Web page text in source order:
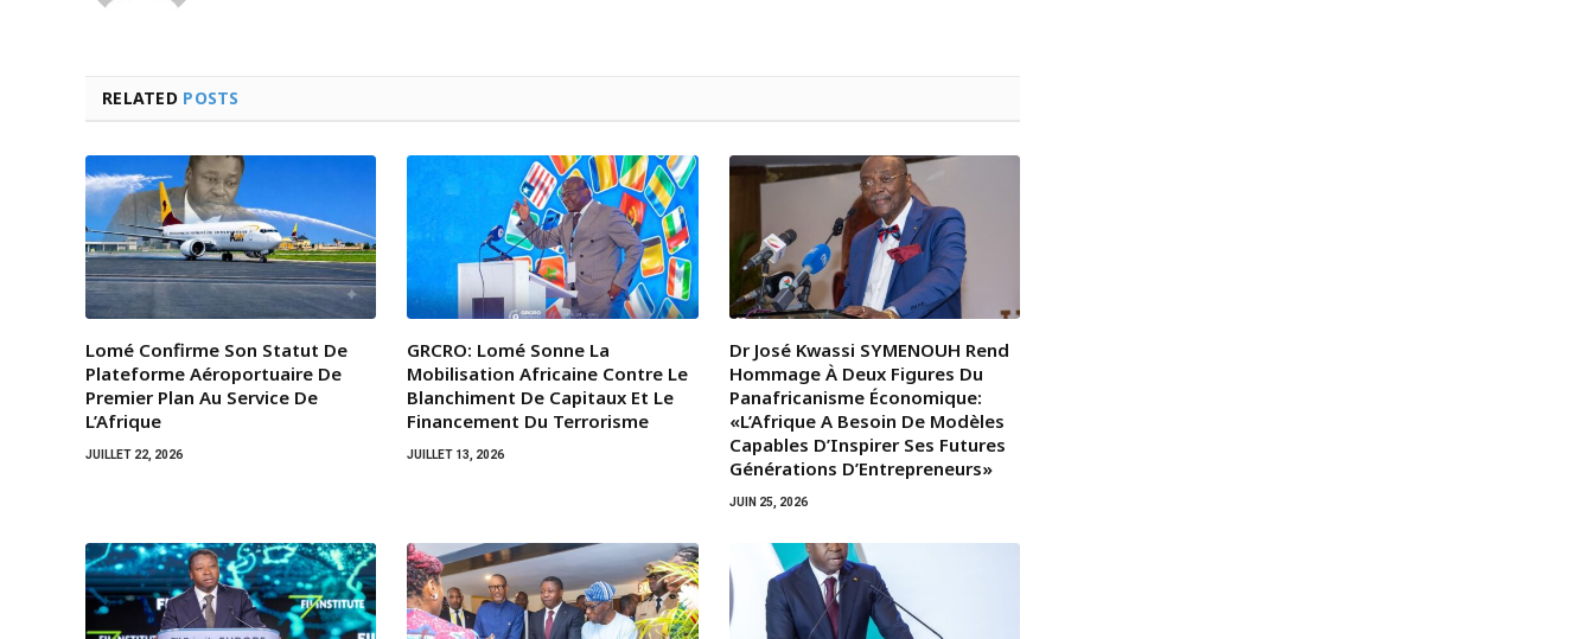
RELATED POSTS
Lomé Confirme Son Statut De
Plateforme Aéroportuaire De
Premier Plan Au Service De
L’Afrique
JUILLET 22, 2026
GRCRO: Lomé Sonne La
Mobilisation Africaine Contre Le
Blanchiment De Capitaux Et Le
Financement Du Terrorisme
JUILLET 13, 2026
Dr José Kwassi SYMENOUH Rend
Hommage À Deux Figures Du
Panafricanisme Économique:
«L’Afrique A Besoin De Modèles
Capables D’Inspirer Ses Futures
Générations D’Entrepreneurs»
JUIN 25, 2026